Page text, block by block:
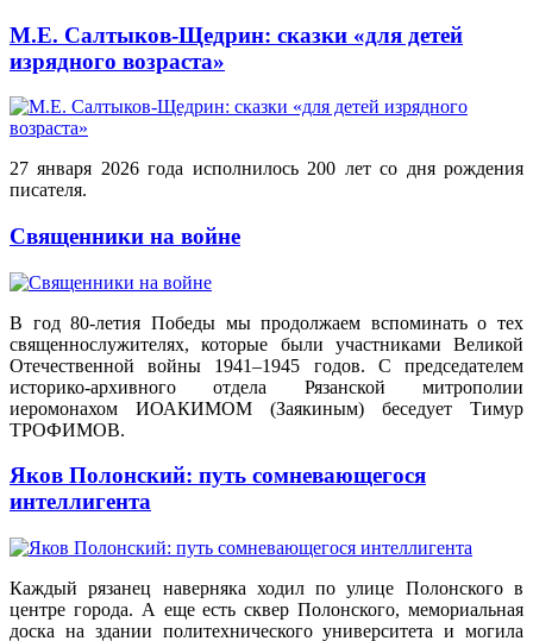
М.Е. Салтыков-Щедрин: сказки «для детей
изрядного возраста»
27 января 2026 года исполнилось 200 лет со дня рождения
писателя.
Священники на войне
В год 80-летия Победы мы продолжаем вспоминать о тех
священнослужителях, которые были участниками Великой
Отечественной войны 1941–1945 годов. С председателем
историко-архивного отдела Рязанской митрополии
иеромонахом ИОАКИМОМ (Заякиным) беседует Тимур
ТРОФИМОВ.
Яков Полонский: путь сомневающегося
интеллигента
Каждый рязанец наверняка ходил по улице Полонского в
центре города. А еще есть сквер Полонского, мемориальная
доска на здании политехнического университета и могила